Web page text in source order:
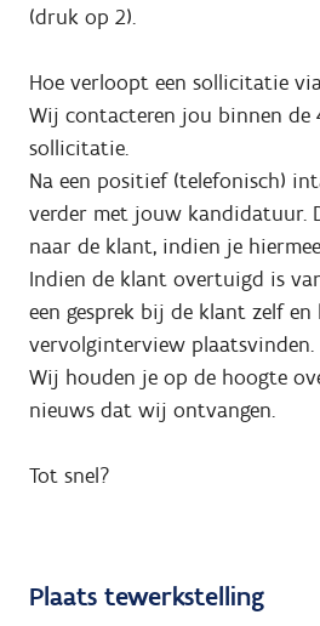
(druk op 2).
Hoe verloopt een sollicitatie
Wij contacteren jou binnen
sollicitatie.
Na een positief (telefonisch)
verder met jouw kandidatuur.
naar de klant, indien je
Indien de klant overtuigd is
een gesprek bij de klant zelf en
vervolginterview plaatsvinden.
Wij houden je op de hoogte
nieuws dat wij ontvangen.
Tot snel?
Plaats tewerkstelling